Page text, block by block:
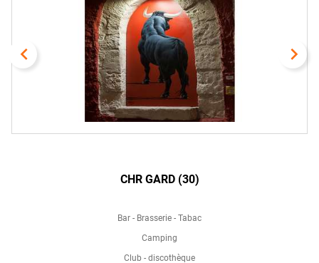
navigate_before navigate_next
CHR GARD (30)
Bar - Brasserie - Tabac
Camping
Club - discothèque